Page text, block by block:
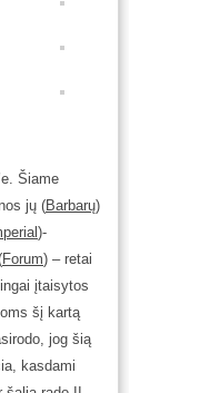
Šiame
jų (Barbarų)
)-
Forum) – retai
įtaisytos
šį kartą
jog šią
kasdami